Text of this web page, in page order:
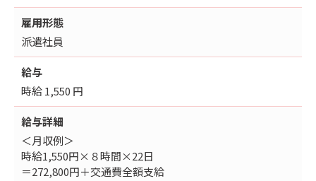
雇用形態
派遣社員
給与
時給 1,550 円
給与詳細
＜月収例＞
時給1,550円×８時間×22日
＝272,800円＋交通費全額支給